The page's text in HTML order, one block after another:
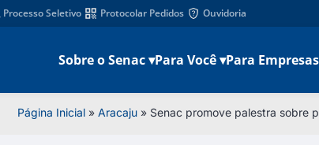
Processo Seletivo Protocolar Pedidos Ouvidoria
Sobre o Senac ▾Para Você ▾Para
Página Inicial» Aracaju» Senac promove palestra sobre